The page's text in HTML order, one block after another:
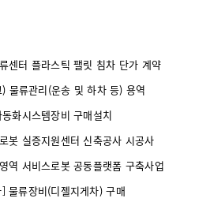
센터 플라스틱 팰릿 침차 단가 계약
물류관리(운송 및 하차 등) 용역
화시스템장비 구매설치
봇 실증지원센터 신축공사 시공사
역 서비스로봇 공동플랫폼 구축사업
물류장비(디젤지게차) 구매